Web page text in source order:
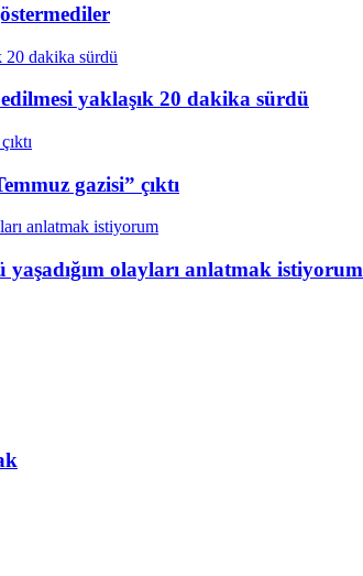
yaklaşık 20 dakika sürdü
gazisi” çıktı
olayları anlatmak istiyorum